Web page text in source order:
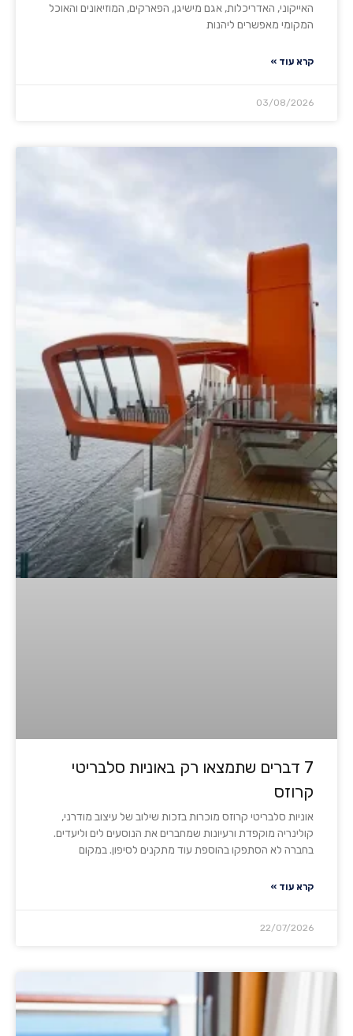
האייקוני, האדריכלות, אגם מישיגן, הפארקים, המוזיאונים והאוכל
המקומי מאפשרים ליהנות
קרא עוד »
03/08/2026
7 דברים שתמצאו רק באוניות סלבריטי
קרוזס
אוניות סלבריטי קרוזס מוכרות בזכות שילוב של עיצוב מודרני,
קולינריה מוקפדת ורעיונות שמחברים את הנוסעים לים וליעדים.
בחברה לא הסתפקו בהוספת עוד מתקנים לסיפון. במקום
קרא עוד »
22/07/2026